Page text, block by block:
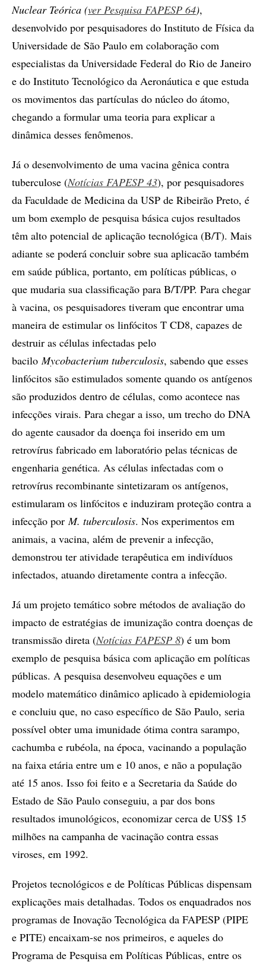
Nuclear Teórica (ver Pesquisa FAPESP 64),
desenvolvido por pesquisadores do Instituto de Física da
Universidade de São Paulo em colaboração com
especialistas da Universidade Federal do Rio de Janeiro
e do Instituto Tecnológico da Aeronáutica e que estuda
os movimentos das partículas do núcleo do átomo,
chegando a formular uma teoria para explicar a
dinâmica desses fenômenos.
Já o desenvolvimento de uma vacina gênica contra
tuberculose (Notícias FAPESP 43), por pesquisadores
da Faculdade de Medicina da USP de Ribeirão Preto, é
um bom exemplo de pesquisa básica cujos resultados
têm alto potencial de aplicação tecnológica (B/T). Mais
adiante se poderá concluir sobre sua aplicacão também
em saúde pública, portanto, em políticas públicas, o
que mudaria sua classificação para B/T/PP. Para chegar
à vacina, os pesquisadores tiveram que encontrar uma
maneira de estimular os linfócitos T CD8, capazes de
destruir as células infectadas pelo
baciloMycobacterium tuberculosis, sabendo que esses
linfócitos são estimulados somente quando os antígenos
são produzidos dentro de células, como acontece nas
infecções virais. Para chegar a isso, um trecho do DNA
do agente causador da doença foi inserido em um
retrovírus fabricado em laboratório pelas técnicas de
engenharia genética. As células infectadas com o
retrovírus recombinante sintetizaram os antígenos,
estimularam os linfócitos e induziram proteção contra a
infecção porM. tuberculosis. Nos experimentos em
animais, a vacina, além de prevenir a infecção,
demonstrou ter atividade terapêutica em indivíduos
infectados, atuando diretamente contra a infecção.
Já um projeto temático sobre métodos de avaliação do
impacto de estratégias de imunização contra doenças de
transmissão direta (Notícias FAPESP 8) é um bom
exemplo de pesquisa básica com aplicação em políticas
públicas. A pesquisa desenvolveu equações e um
modelo matemático dinâmico aplicado à epidemiologia
e concluiu que, no caso específico de São Paulo, seria
possível obter uma imunidade ótima contra sarampo,
cachumba e rubéola, na época, vacinando a população
na faixa etária entre um e 10 anos, e não a população
até 15 anos. Isso foi feito e a Secretaria da Saúde do
Estado de São Paulo conseguiu, a par dos bons
resultados imunológicos, economizar cerca de US$ 15
milhões na campanha de vacinação contra essas
viroses, em 1992.
Projetos tecnológicos e de Políticas Públicas dispensam
explicações mais detalhadas. Todos os enquadrados nos
programas de Inovação Tecnológica da FAPESP (PIPE
e PITE) encaixam-se nos primeiros, e aqueles do
Programa de Pesquisa em Políticas Públicas, entre os